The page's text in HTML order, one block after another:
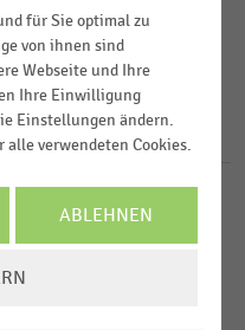
für Sie optimal zu
von ihnen sind
Webseite und Ihre
Ihre Einwilligung
Einstellungen ändern.
verwendeten Cookies.
ABLEHNEN